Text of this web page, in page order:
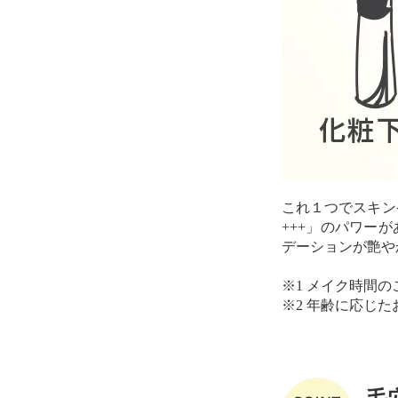
これ１つでスキ
+++」のパワー
デーションが艶
※1 メイク時間の
※2 年齢に応じた